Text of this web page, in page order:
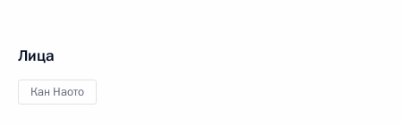
Лица
Кан Наото